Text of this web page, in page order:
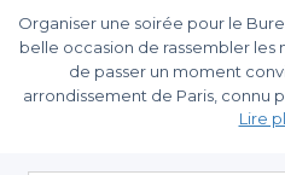
Organiser une soirée pour le
belle occasion de rassembler les
de passer un moment
arrondissement de Paris, connu
ses rues animées, nous vous
succès. Que vous souhaitiez
Un large choix de bars
Lire